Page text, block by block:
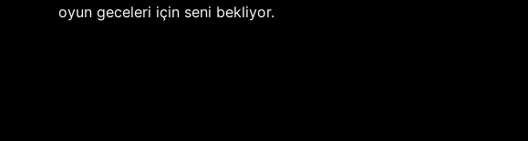
oyun geceleri için seni bekliyor.